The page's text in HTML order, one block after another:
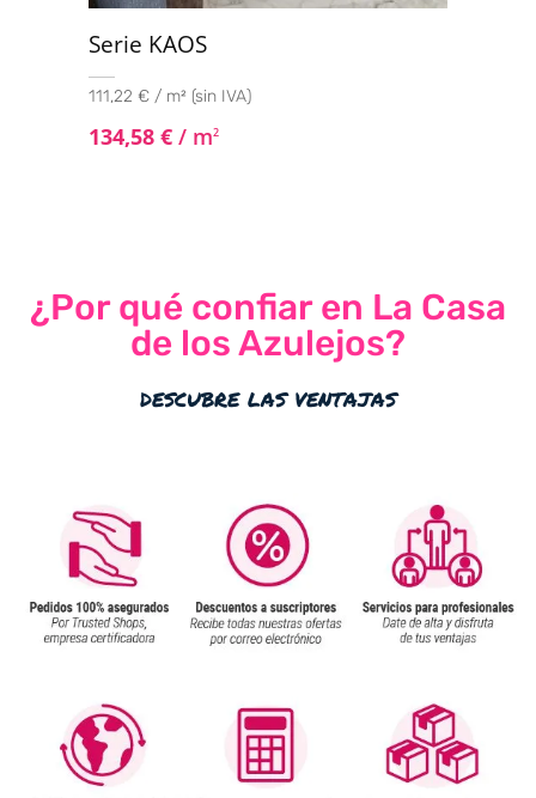
Serie KAOS
111,22 € / m² (sin IVA)
134,58 € / m2
¿Por qué confiar en La Casa
de los Azulejos?
descubre las ventajas